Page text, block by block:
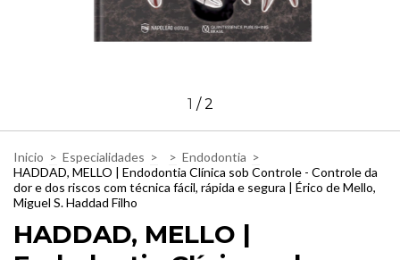
1 /2
Inicio > Especialidades > > Endodontia >
HADDAD, MELLO | Endodontia Clínica sob Controle - Controle da
dor e dos riscos com técnica fácil, rápida e segura | Érico de Mello,
Miguel S. Haddad Filho
HADDAD, MELLO |